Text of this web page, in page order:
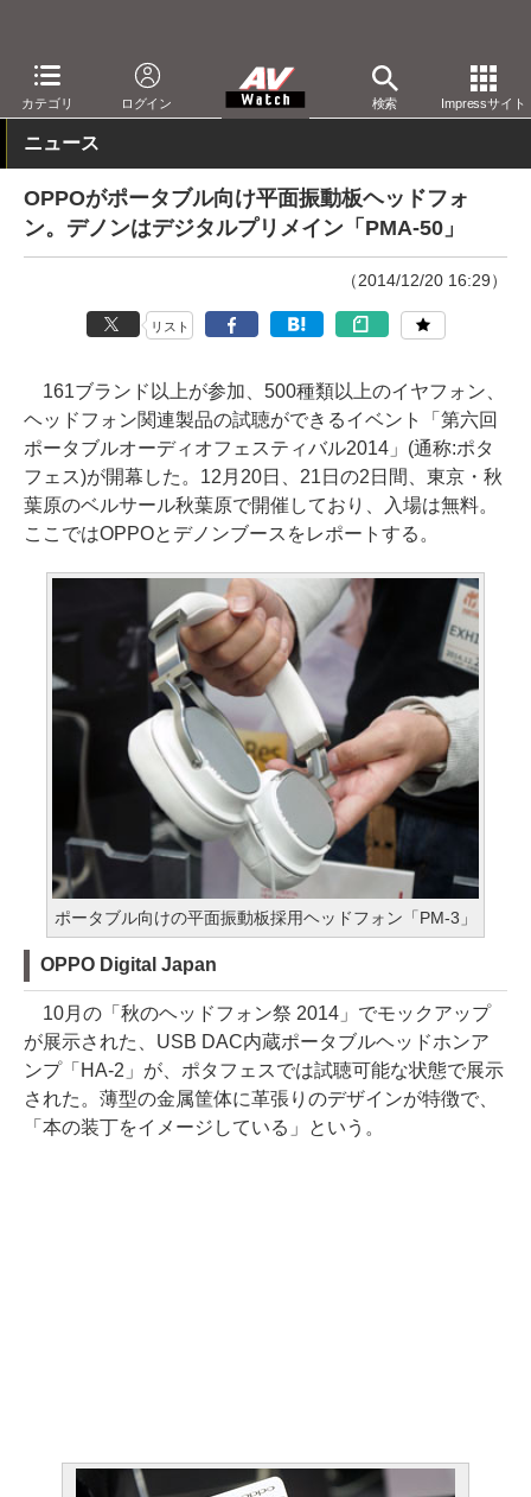
カテゴリ ログイン 検索 Impressサイト
AV Watch イベント ポタフェス 2014冬
ニュース
OPPOがポータブル向け平面振動板ヘッドフォ
ン。デノンはデジタルプリメイン「PMA-50」
（2014/12/20 16:29）
リスト
161ブランド以上が参加、500種類以上のイヤフォン、
ヘッドフォン関連製品の試聴ができるイベント「第六回
ポータブルオーディオフェスティバル2014」(通称:ポタ
フェス)が開幕した。12月20日、21日の2日間、東京・秋
葉原のベルサール秋葉原で開催しており、入場は無料。
ここではOPPOとデノンブースをレポートする。
ポータブル向けの平面振動板採用ヘッドフォン「PM-3」
OPPO Digital Japan
10月の「秋のヘッドフォン祭 2014」でモックアップ
が展示された、USB DAC内蔵ポータブルヘッドホンア
ンプ「HA-2」が、ポタフェスでは試聴可能な状態で展示
された。薄型の金属筐体に革張りのデザインが特徴で、
「本の装丁をイメージしている」という。